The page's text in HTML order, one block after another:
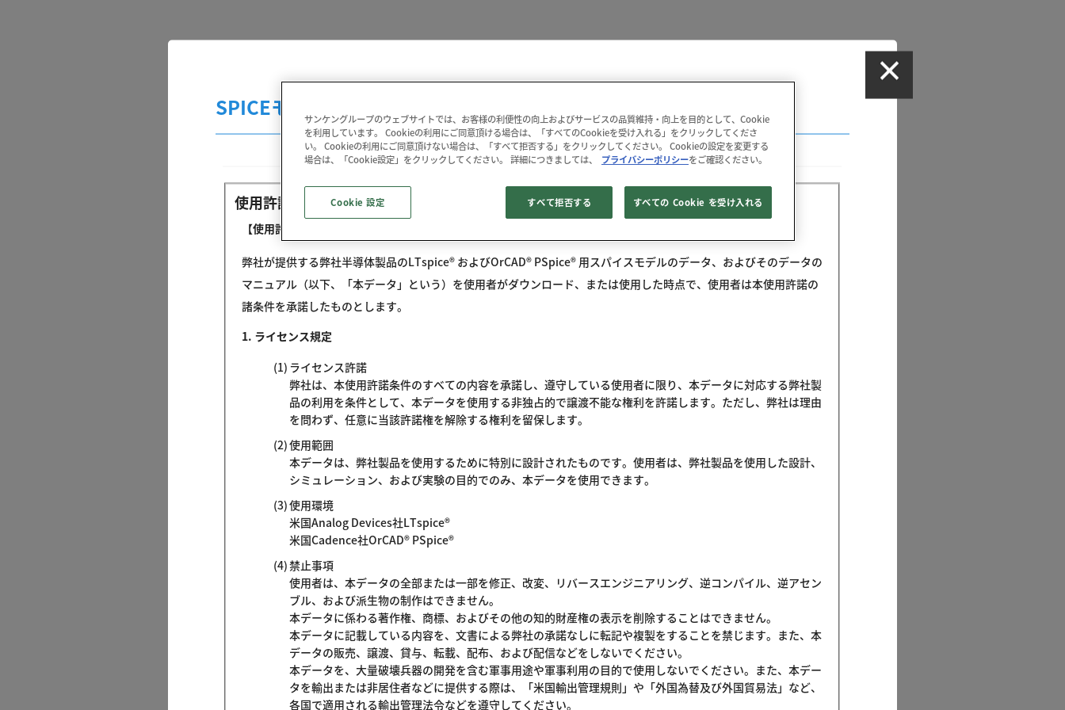
SPICEモデル 使用許諾条件
使用許諾条件
【使用許諾契約】
弊社が提供する弊社半導体製品のLTspice® およびOrCAD® PSpice® 用スパイスモデルのデータ、およびそのデータの
マニュアル（以下、「本データ」という）を使用者がダウンロード、または使用した時点で、使用者は本使用許諾の
諸条件を承諾したものとします。
1. ライセンス規定
ライセンス許諾
弊社は、本使用許諾条件のすべての内容を承諾し、遵守している使用者に限り、本データに対応する弊社製
品の利用を条件として、本データを使用する非独占的で譲渡不能な権利を許諾します。ただし、弊社は理由
を問わず、任意に当該許諾権を解除する権利を留保します。
使用範囲
本データは、弊社製品を使用するために特別に設計されたものです。使用者は、弊社製品を使用した設計、
シミュレーション、および実験の目的でのみ、本データを使用できます。
使用環境
米国Analog Devices社LTspice®
米国Cadence社OrCAD® PSpice®
禁止事項
使用者は、本データの全部または一部を修正、改変、リバースエンジニアリング、逆コンパイル、逆アセン
ブル、および派生物の制作はできません。
本データに係わる著作権、商標、およびその他の知的財産権の表示を削除することはできません。
本データに記載している内容を、文書による弊社の承諾なしに転記や複製をすることを禁じます。また、本
データの販売、譲渡、貸与、転載、配布、および配信などをしないでください。
本データを、大量破壊兵器の開発を含む軍事用途や軍事利用の目的で使用しないでください。また、本デー
タを輸出または非居住者などに提供する際は、「米国輸出管理規則」や「外国為替及び外国貿易法」など、
各国で適用される輸出管理法令などを遵守してください。
サンケングループのウェブサイトでは、お客様の利便性の向上およびサービスの品質維持・向上を目的として、Cookie
を利用しています。 Cookieの利用にご同意頂ける場合は、「すべてのCookieを受け入れる」をクリックしてくださ
い。 Cookieの利用にご同意頂けない場合は、「すべて拒否する」をクリックしてください。 Cookieの設定を変更する
場合は、「Cookie設定」をクリックしてください。 詳細につきましては、
プライバシーポリシーをご確認ください。
すべて拒否する すべての Cookie を受け入れる
Cookie 設定